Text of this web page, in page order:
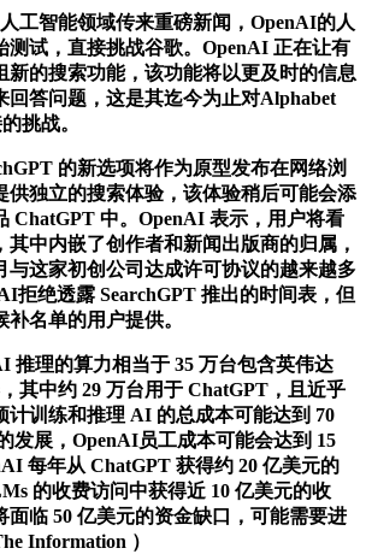
智能领域传来重磅新闻，OpenAI的人
测试，直接挑战谷歌。OpenAI 正在让有
新的搜索功能，该功能将以更及时的信息
回答问题，这是其迄今为止对Alphabet
挑战。
的新选项将作为原型发布在网络浏
供独立的搜索体验，该体验稍后可能会添
ChatGPT 中。OpenAI 表示，用户将看
其中内嵌了创作者和新闻出版商的归属，
与这家初创公司达成许可协议的越来越多
拒绝透露 SearchGPT 推出的时间表，但
名单的用户提供。
理的算力相当于 35 万台包含英伟达
其中约 29 万台用于 ChatGPT，且近乎
计训练和推理 AI 的总成本可能达到 70
发展，OpenAI员工成本可能会达到 15
每年从 ChatGPT 获得约 20 亿美元的
的收费访问中获得近 10 亿美元的收
面临 50 亿美元的资金缺口，可能需要进
Information ）